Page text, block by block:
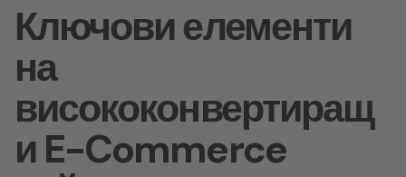
Ключови елементи
на
висококонвертиращ
и E-Commerce